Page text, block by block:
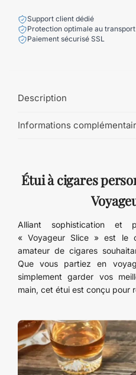
Support client dédié
Protection optimale au transport
Paiement sécurisé SSL
Description
Informations
Étui à cigares
Alliant sophistication et
« Voyageur Slice » est le
amateur de cigares
Que vous partiez en
simplement garder vos
main, cet étui est conçu pour